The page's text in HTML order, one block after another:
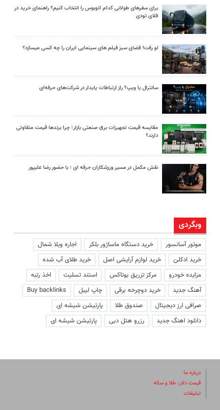
برای سفرهای طولانی کدام اتوبوس را انتخاب کنیم؟ راهنمای خرید در
فلای تودی
لو رفت! فضای سبز فیلم های سینمایی ایران را چه کسی میسازد؟
سانترال یا ویپ؟ راز ارتباطات پایدار در شرکت‌های حرفه‌ای
مقایسه قیمت تجهیزات برق صنعتی بازار؛ چرا برندها قیمت متفاوتی
دارند؟
نقش مکمل در مسیر ورزشکاران حرفه ای ؛ با حضور رضا علیپور
وبگردی
موتور آسانسور خرید دستگاه ماساژور بلکر
اجاره ویلا شمال
خرید ادکلن
خرید لوازم آرایشی اصل
خرید طلای آب شده
مزایده خودرو
مرکز تزریق بوتاکس استند تسلیت
اخذ رتبه
آهنگ جدید
خرید دوچرخه برقی چاپ لیبل
Buy backlinks
صرافی ارز دیجیتال
صندوق طلا
پارتیشن شیشه ای
دانلود اهنگ جدید
رزرو هتل دبی پارتیشن شیشه ای
درباره ما
قیمت دلار، طلا و سکه
تبلیغات